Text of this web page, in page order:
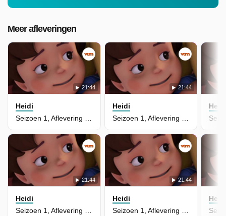
Meer afleveringen
21:44
Heidi
Seizoen 1, Aflevering 15 - De Klokkentoren
21:44
Heidi
Seizoen 1, Aflevering 14 - Clara
21:44
Heidi
21:44
Heidi